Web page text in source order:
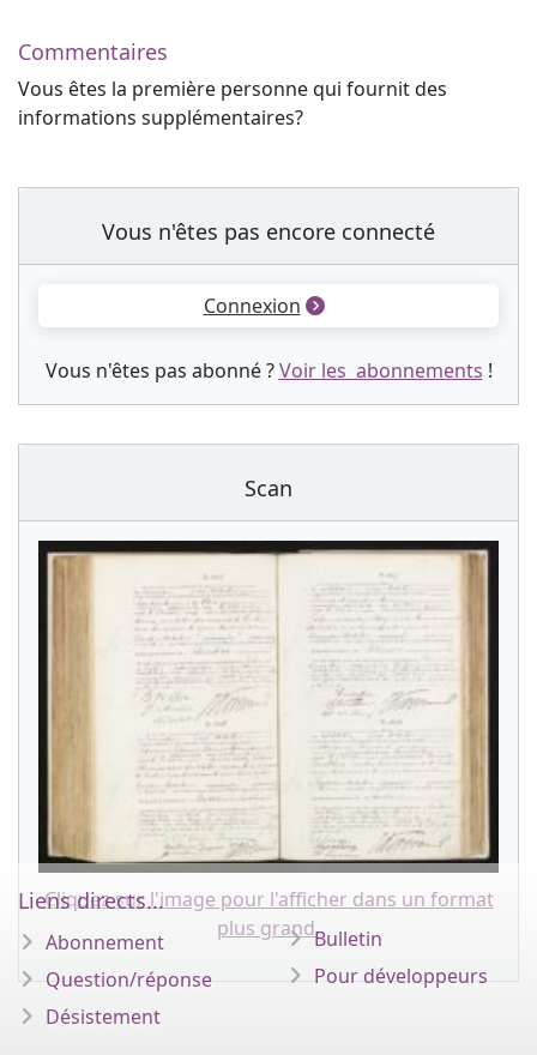
Commentaires
Vous êtes la première personne qui fournit des
informations supplémentaires?
Vous n'êtes pas encore connecté
Connexion
Vous n'êtes pas abonné ?Voir les abonnements !
Scan
Cliquez sur l'image pour l'afficher dans un format
plus grand.
Liens directs...
Abonnement
Question/réponse
Désistement
Bulletin
Pour développeurs